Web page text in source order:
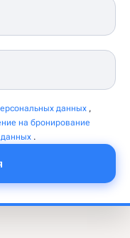
данных ,
на бронирование
данных .